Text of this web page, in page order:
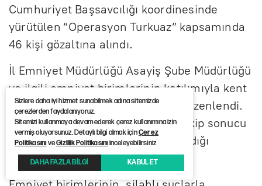
Cumhuriyet Başsavcılığı koordinesinde
yürütülen “Operasyon Turkuaz” kapsamında
46 kişi gözaltına alındı.
İl Emniyet Müdürlüğü Asayiş Şube Müdürlüğü
ve ilgili emniyet birimlerinin katılımıyla kent
genelinde eş zamanlı baskınlar düzenlendi.
Operasyonların, teknik ve fiziki takip sonucu
belirlenen adreslere yönelik yapıldığı
bildirildi.
Sizlere daha iyi hizmet sunabilmek adına sitemizde
çerezlerden faydalanıyoruz.
Sitemizi kullanmaya devam ederek çerez kullanımına izin
vermiş oluyorsunuz. Detaylı bilgi almak içinÇerez
PolitikasınıveGizlilik Politikasınıinceleyebilirsiniz
DAHA FAZLA BİLGİ KABUL ET